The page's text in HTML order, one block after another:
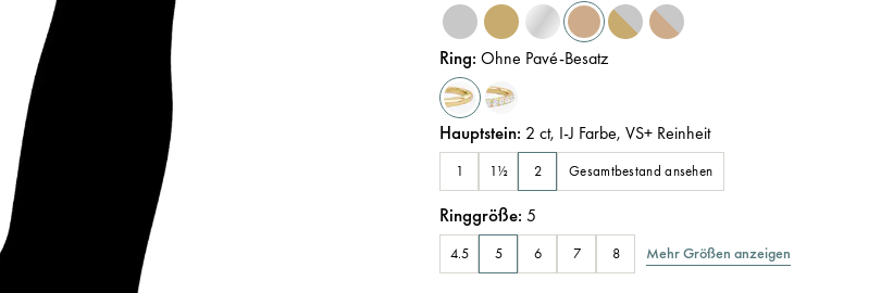
Ring:Ohne Pavé-Besatz
Hauptstein: 2 ct, I-J Farbe,VS+ Reinheit
1 1½ 2 Gesamtbestand ansehen
Ringgröße:5
4.5 5 6 7 8 Mehr Größen anzeigen